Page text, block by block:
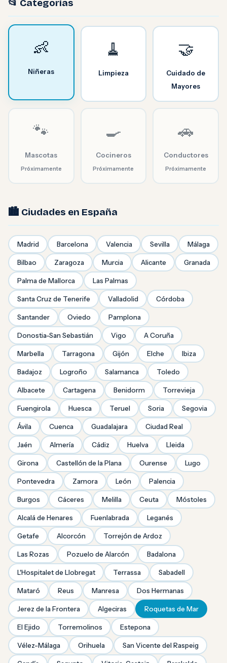
📂 Categorías
👶
Niñeras
🧹
Limpieza
🤝
Cuidado de
Mayores
🐾
Mascotas
Próximamente
🍳
Cocineros
Próximamente
🚗
Conductores
Próximamente
🏙️ Ciudades en España
Madrid Barcelona Valencia Sevilla Málaga
Bilbao Zaragoza Murcia Alicante Granada
Palma de Mallorca Las Palmas
Santa Cruz de Tenerife Valladolid Córdoba
Santander Oviedo Pamplona
Donostia-San Sebastián Vigo A Coruña
Marbella Tarragona Gijón Elche Ibiza
Badajoz Logroño Salamanca Toledo
Albacete Cartagena Benidorm Torrevieja
Fuengirola Huesca Teruel Soria Segovia
Ávila Cuenca Guadalajara Ciudad Real
Jaén Almería Cádiz Huelva Lleida
Girona Castellón de la Plana Ourense Lugo
Pontevedra Zamora León Palencia
Burgos Cáceres Melilla Ceuta Móstoles
Alcalá de Henares Fuenlabrada Leganés
Getafe Alcorcón Torrejón de Ardoz
Las Rozas Pozuelo de Alarcón Badalona
L'Hospitalet de Llobregat Terrassa Sabadell
Mataró Reus Manresa Dos Hermanas
Jerez de la Frontera Algeciras Roquetas de Mar
El Ejido Torremolinos Estepona
Vélez-Málaga Orihuela San Vicente del Raspeig